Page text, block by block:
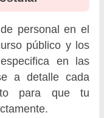
personal en el
público y los
en las
a detalle cada
para que tu